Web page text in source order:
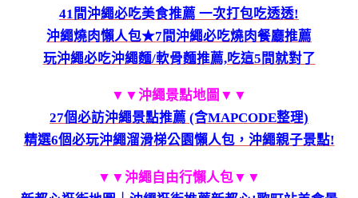
41間沖繩必吃美食推薦 一次打包吃透透!
沖繩燒肉懶人包★7間沖繩必吃燒肉餐廳推薦
玩沖繩必吃沖繩麵/軟骨麵推薦,吃這5間就對了
▼▼沖繩景點地圖 ▼▼
27個必訪沖繩景點推薦 (含MAPCODE整理)
精選6個必玩沖繩溜滑梯公園懶人包，沖繩親子景點!
▼▼沖繩自由行懶人包▼▼